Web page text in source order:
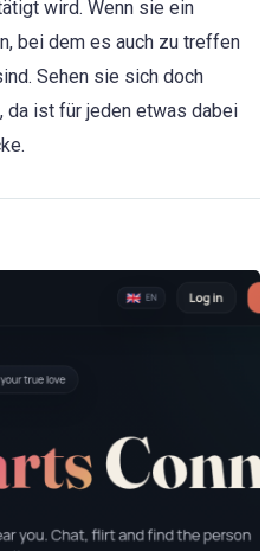
wird. Wenn sie ein
bei dem es auch zu treffen
Sehen sie sich doch
da ist für jeden etwas dabei